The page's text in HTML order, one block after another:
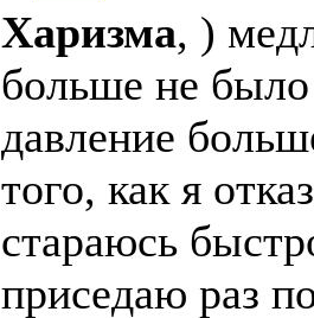
Харизма, )
больше не
давление
того, как я
стараюсь
приседаю раз